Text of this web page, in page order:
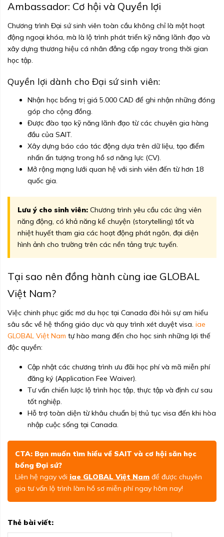
Ambassador: Cơ hội và Quyền lợi
Chương trình Đại sứ sinh viên toàn cầu không chỉ là một hoạt
động ngoại khóa, mà là lộ trình phát triển kỹ năng lãnh đạo và
xây dựng thương hiệu cá nhân đẳng cấp ngay trong thời gian
học tập.
Quyền lợi dành cho Đại sứ sinh viên:
Nhận học bổng trị giá 5.000 CAD để ghi nhận những đóng
góp cho cộng đồng.
Được đào tạo kỹ năng lãnh đạo từ các chuyên gia hàng
đầu của SAIT.
Xây dựng báo cáo tác động dựa trên dữ liệu, tạo điểm
nhấn ấn tượng trong hồ sơ năng lực (CV).
Mở rộng mạng lưới quan hệ với sinh viên đến từ hơn 18
quốc gia.
Lưu ý cho sinh viên: Chương trình yêu cầu các ứng viên
năng động, có khả năng kể chuyện (storytelling) tốt và
nhiệt huyết tham gia các hoạt động phát ngôn, đại diện
hình ảnh cho trường trên các nền tảng trực tuyến.
Tại sao nên đồng hành cùng iae GLOBAL
Việt Nam?
Việc chinh phục giấc mơ du học tại Canada đòi hỏi sự am hiểu
sâu sắc về hệ thống giáo dục và quy trình xét duyệt visa. iae
GLOBAL Việt Nam tự hào mang đến cho học sinh những lợi thế
độc quyền:
Cập nhật các chương trình ưu đãi học phí và mã miễn phí
đăng ký (Application Fee Waiver).
Tư vấn chiến lược lộ trình học tập, thực tập và định cư sau
tốt nghiệp.
Hỗ trợ toàn diện từ khâu chuẩn bị thủ tục visa đến khi hòa
nhập cuộc sống tại Canada.
CTA: Bạn muốn tìm hiểu về SAIT và cơ hội săn học
bổng Đại sứ?
Liên hệ ngay với iae GLOBAL Việt Nam để được chuyên
gia tư vấn lộ trình làm hồ sơ miễn phí ngay hôm nay!
Thẻ bài viết: